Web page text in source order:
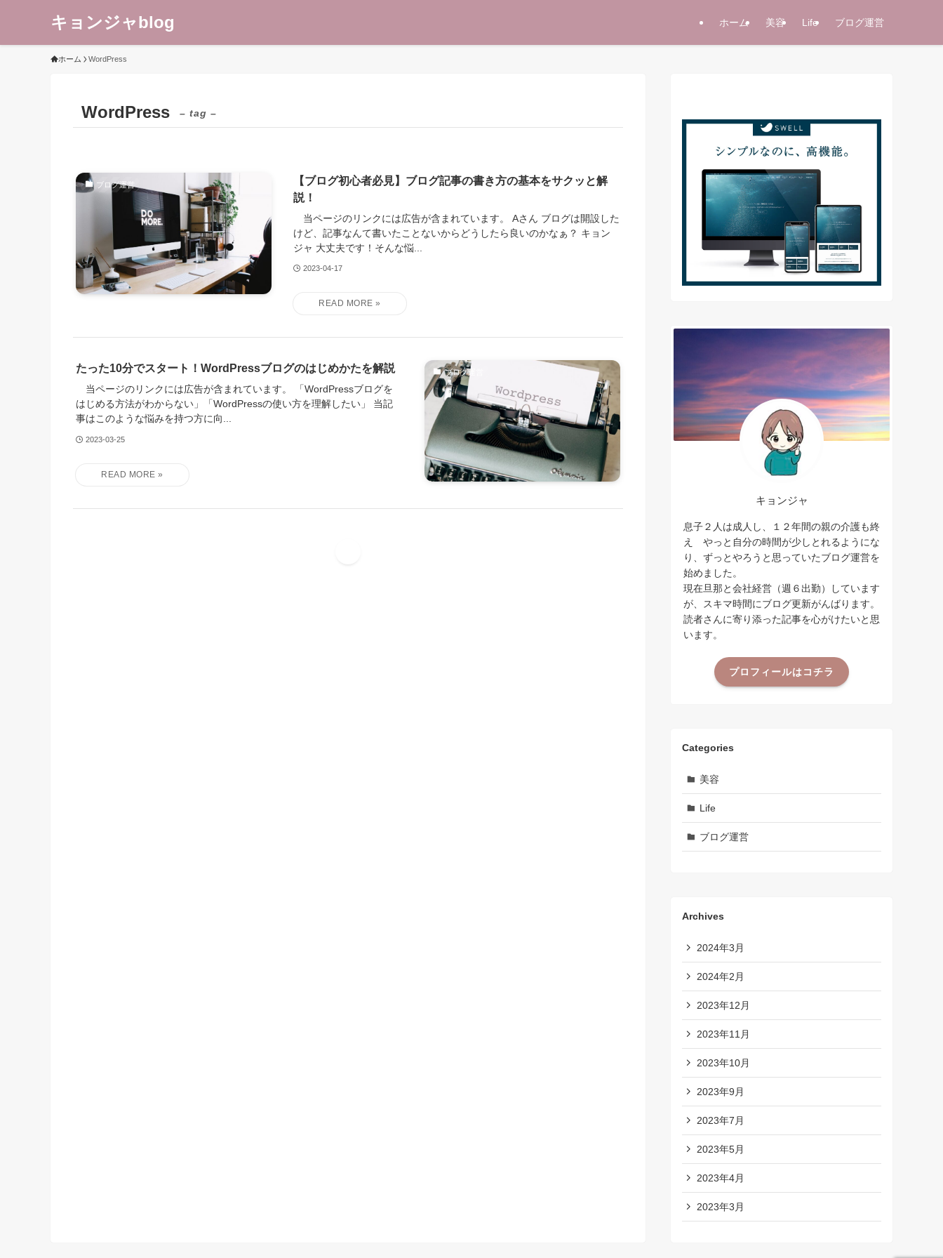
キョンジャblog ホーム 美容 Life ブログ運営
ホーム WordPress
WordPress – tag –
ブログ運営
【ブログ初心者必見】ブログ記事の書き方の基本をサクッと解
説！
当ページのリンクには広告が含まれています。 Aさん ブログは開設した
けど、記事なんて書いたことないからどうしたら良いのかなぁ？ キョン
ジャ 大丈夫です！そんな悩...
2023-04-17
ブログ運営
たった10分でスタート！WordPressブログのはじめかたを解説
当ページのリンクには広告が含まれています。 「WordPressブログを
はじめる方法がわからない」「WordPressの使い方を理解したい」 当記
事はこのような悩みを持つ方に向...
2023-03-25
キョンジャ
息子２人は成人し、１２年間の親の介護も終
え やっと自分の時間が少しとれるようにな
り、ずっとやろうと思っていたブログ運営を
始めました。
現在旦那と会社経営（週６出勤）しています
が、スキマ時間にブログ更新がんばります。
読者さんに寄り添った記事を心がけたいと思
います。
プロフィールはコチラ
Categories
美容
Life
ブログ運営
Archives
2024年3月
2024年2月
2023年12月
2023年11月
2023年10月
2023年9月
2023年7月
2023年5月
2023年4月
2023年3月